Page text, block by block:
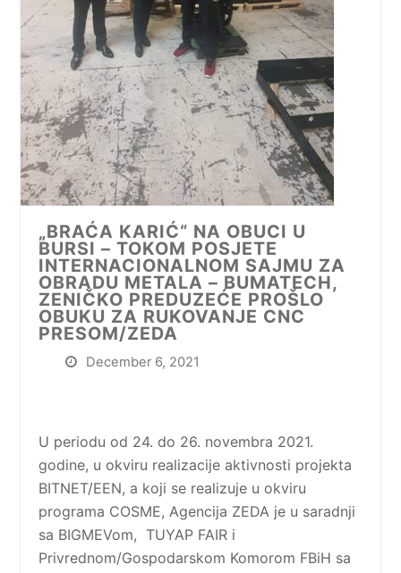
„BRAĆA KARIĆ“ NA OBUCI U
BURSI – TOKOM POSJETE
INTERNACIONALNOM SAJMU ZA
OBRADU METALA – BUMATECH,
ZENIČKO PREDUZEĆE PROŠLO
OBUKU ZA RUKOVANJE CNC
PRESOM/ZEDA
December 6, 2021
U periodu od 24. do 26. novembra 2021.
godine, u okviru realizacije aktivnosti projekta
BITNET/EEN, a koji se realizuje u okviru
programa COSME, Agencija ZEDA je u saradnji
sa BIGMEVom, TUYAP FAIR i
Privrednom/Gospodarskom Komorom FBiH sa